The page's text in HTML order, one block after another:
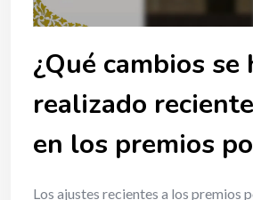
¿Qué cambios se
realizado
en los premios
Los ajustes recientes a los premios